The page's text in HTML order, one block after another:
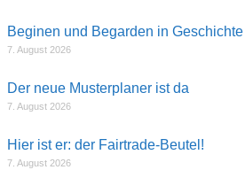
Beginen und Begarden in
7. August 2026
Der neue Musterplaner ist da
7. August 2026
Hier ist er: der Fairtrade-Beutel!
7. August 2026